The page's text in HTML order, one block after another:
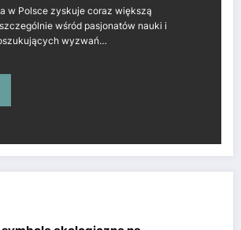
w Polsce zyskuje coraz większą
wśród pasjonatów nauki i
wyzwań…